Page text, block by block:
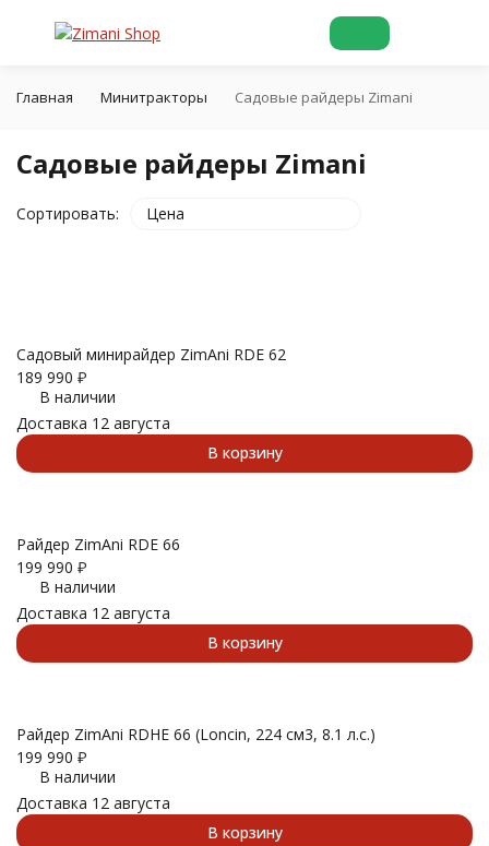
Главная Минитракторы Садовые райдеры Zimani
Садовые райдеры Zimani
Сортировать: Цена
Садовый минирайдер ZimAni RDE 62
189 990 ₽
В наличии
Доставка 12 августа
В корзину
Райдер ZimAni RDE 66
199 990 ₽
В наличии
Доставка 12 августа
В корзину
Райдер ZimAni RDHE 66 (Loncin, 224 см3, 8.1 л.с.)
199 990 ₽
В наличии
Доставка 12 августа
В корзину